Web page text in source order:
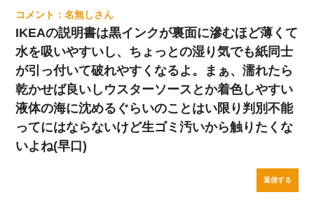
名無し
IKEAの説明書は黒インクが裏面に滲むほど薄くて
水を吸いやすいし、ちょっとの湿り気でも紙同士
が引っ付いて破れやすくなるよ。まぁ、濡れたら
乾かせば良いしウスターソースとか着色しやすい
液体の海に沈めるぐらいのことはい限り判別不能
ってにはならないけど生ゴミ汚いから触りたくな
いよね(早口)
返信する